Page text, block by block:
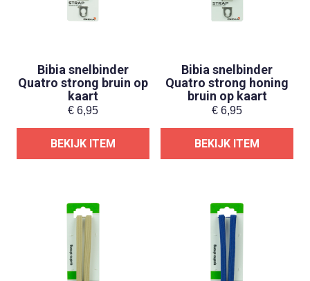
Bibia snelbinder
Quatro strong bruin op
kaart
€ 6,95
BEKIJK ITEM
Bibia snelbinder
Quatro strong honing
bruin op kaart
€ 6,95
BEKIJK ITEM